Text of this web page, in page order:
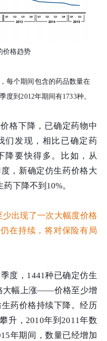
价格趋势
每个期间包含的药品数量在
度到2012年期间有1733种。
格下降，已确定药物中
们发现，相比已确定药
降要快得多。比如，从
，新确定仿生药价格大
下降不到10%。
出现了一次大幅度价格
在持续，将对保险有局
度，1441种已确定仿生
大幅上涨——价格至少增
药价格持续下降。经历
升，2010年到2011年数
年期间，数量已经增加